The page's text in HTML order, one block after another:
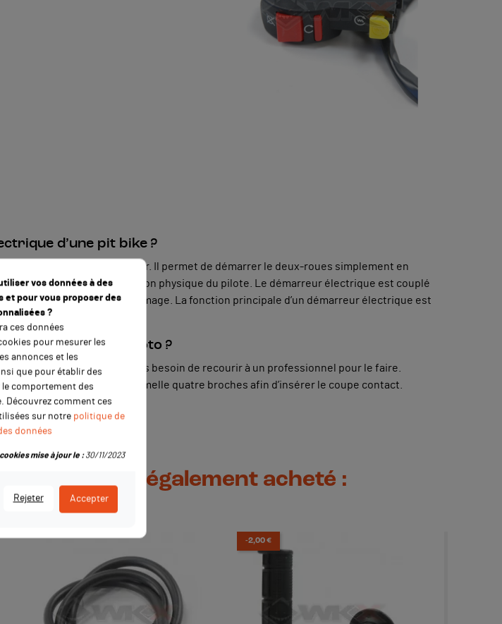
d’une pit bike ?
au pied, le kick-starter. Il permet de démarrer le deux-roues simplement en
quant à lui, une action physique du pilote. Le démarreur électrique est couplé
le circuit vers la carte d’allumage. La fonction principale d’un démarreur électrique est
sur une mini moto ?
plutôt simple. Il n’y a pas besoin de recourir à un professionnel pour le faire.
le, puis retirez la cosse femelle quatre broches afin d’insérer le coupe contact.
produit ont également acheté :
-2,00 €
vos données à des
et pour vous proposer des
?
ces données
pour mesurer les
annonces et les
que pour établir des
comportement des
Découvrez comment ces
sur notre politique de
données
Rejeter Accepter
mise à jour le :30/11/2023